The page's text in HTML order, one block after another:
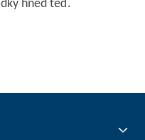
hned teď.